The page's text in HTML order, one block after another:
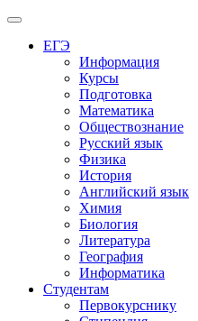
Меню
ЕГЭ
Информация
Курсы
Подготовка
Математика
Обществознание
Русский язык
Физика
История
Английский язык
Химия
Биология
Литература
География
Информатика
Студентам
Первокурснику